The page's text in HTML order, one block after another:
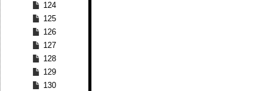
124
125
126
127
128
129
130